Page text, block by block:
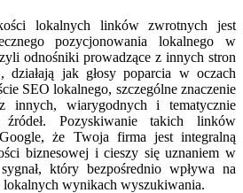
lokalnych linków zwrotnych jest
pozycjonowania lokalnego w
odnośniki prowadzące z innych stron
działają jak głosy poparcia w oczach
SEO lokalnego, szczególne znaczenie
innych, wiarygodnych i tematycznie
źródeł. Pozyskiwanie takich linków
że Twoja firma jest integralną
biznesowej i cieszy się uznaniem w
który bezpośrednio wpływa na
wynikach wyszukiwania.